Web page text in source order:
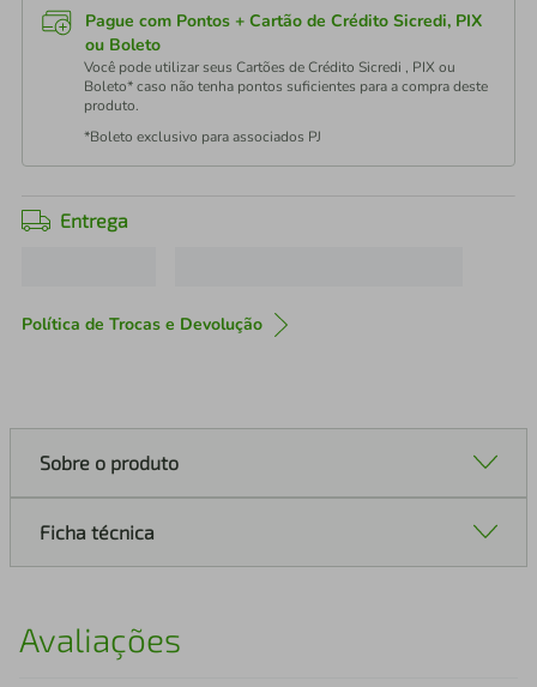
Pague com Pontos + Cartão de Crédito Sicredi, PIX
ou Boleto
Você pode utilizar seus Cartões de Crédito Sicredi , PIX ou
Boleto* caso não tenha pontos suficientes para a compra deste
produto.
*Boleto exclusivo para associados PJ
Entrega
Política de Trocas e Devolução
Sobre o produto
Ficha técnica
Avaliações